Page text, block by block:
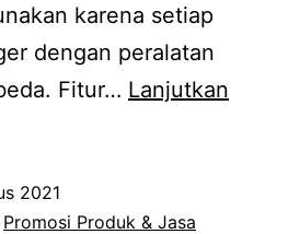
karena setiap
dengan peralatan
Fitur… Lanjutkan
2021
Promosi Produk & Jasa